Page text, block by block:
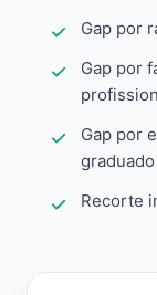
Gap por
Gap por
Gap por
graduado
Recorte